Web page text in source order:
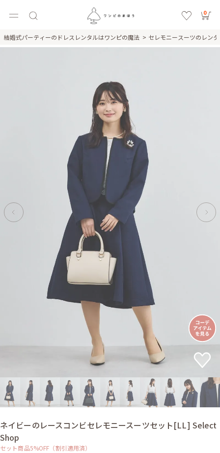
0
結婚式パーティーのドレスレンタルはワンピの魔法 セレモニースーツのレン
ネイビーのレースコンビセレモニースーツセット[LL] Select
Shop
セット商品5%OFF（割引適用済）